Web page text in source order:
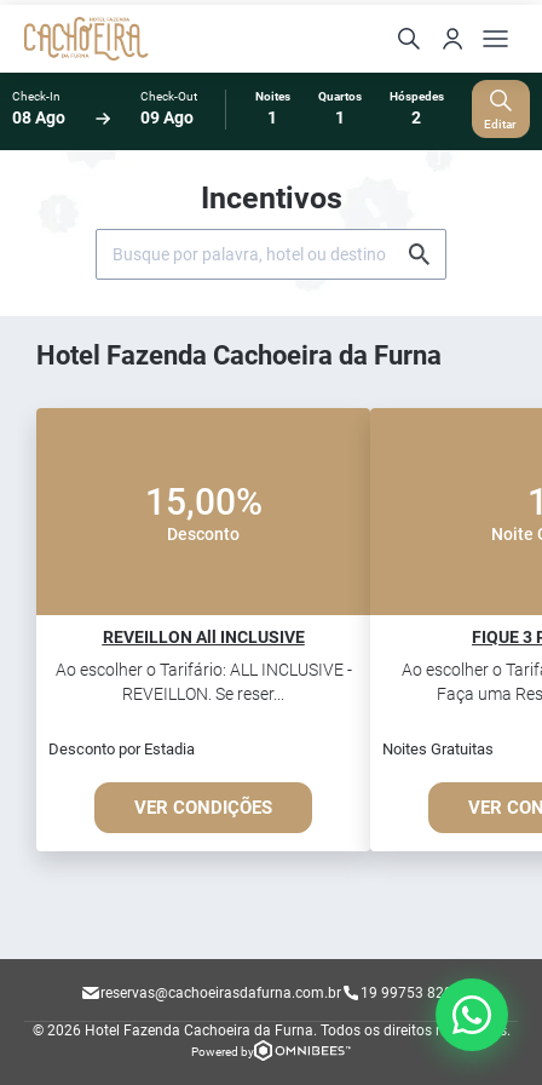
Check-In
08 Ago
Check-Out
09 Ago
Noites
1
Quartos
1
Hóspedes
2 Editar
Incentivos
Hotel Fazenda Cachoeira da Furna
15,00%
Desconto
REVEILLON All INCLUSIVE
Ao escolher o Tarifário: ALL INCLUSIVE -
REVEILLON. Se reser...
Desconto por Estadia
VER CONDIÇÕES
Noite
FIQUE 3
Ao escolher o
Faça uma
Noites Gratuitas
VER
reservas@cachoeirasdafurna.com.br 19 99753 8201
© 2026 Hotel Fazenda Cachoeira da Furna. Todos os direitos reservados.
Powered by